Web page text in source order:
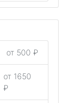
от 500 ₽
от 1650
₽